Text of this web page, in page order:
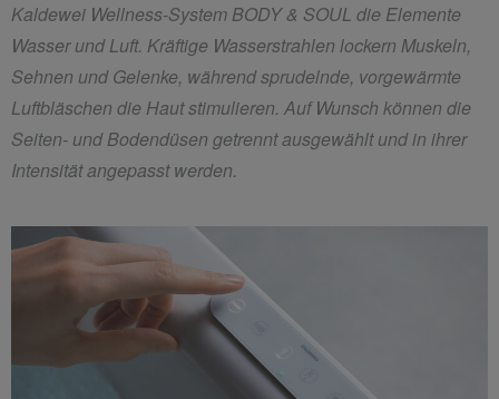
Kaldewei Wellness-System BODY & SOUL die Elemente
Wasser und Luft. Kräftige Wasserstrahlen lockern Muskeln,
Sehnen und Gelenke, während sprudelnde, vorgewärmte
Luftbläschen die Haut stimulieren. Auf Wunsch können die
Seiten- und Bodendüsen getrennt ausgewählt und in ihrer
Intensität angepasst werden.